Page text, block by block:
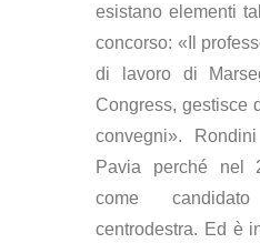
esistano elementi
concorso: «Il
di lavoro di
Congress, gestisce
convegni».
Pavia perché nel
come
centrodestra. Ed è